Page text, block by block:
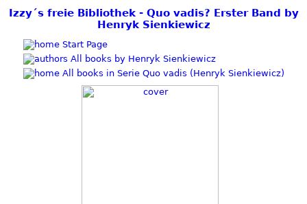
Izzy´s freie Bibliothek - Quo vadis? Erster Band by
Henryk Sienkiewicz
Start Page
All books by Henryk Sienkiewicz
All books in Serie Quo vadis (Henryk Sienkiewicz)